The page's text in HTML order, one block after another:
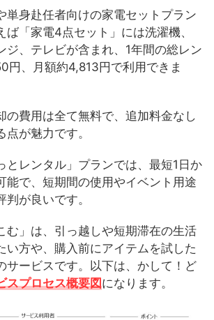
単身赴任者向けの家電セットプラン
ば「家電4点セット」には洗濯機、
ジ、テレビが含まれ、1年間の総レン
円、月額約4,813円で利用できま
の費用は全て無料で、追加料金なし
が魅力です。
とレンタル」プランでは、最短1日か
能で、短期間の使用やイベント用途
が良いです。
む」は、引っ越しや短期滞在の生活
い方や、購入前にアイテムを試した
サービスです。以下は、かして！ど
スプロセス概要図になります。